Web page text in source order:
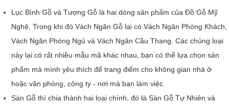
Lục Bình Gỗ và Tượng Gỗ là hai dòng sản phẩm của Đồ Gỗ Mỹ
Nghệ. Trong khi đó Vách Ngăn Gỗ lại có Vách Ngăn Phòng Khách,
Vách Ngăn Phòng Ngủ và Vách Ngăn Cầu Thang. Các chủng loại
này lại có rất nhiều mẫu mã khác nhau, bạn có thể lựa chọn sản
phẩm mà mình yêu thích để trang điểm cho không gian nhà ở
hoặc văn phòng, công ty - nơi mà bạn làm việc.
Sàn Gỗ thì chia thành hai loại chính, đó là Sàn Gỗ Tự Nhiên và